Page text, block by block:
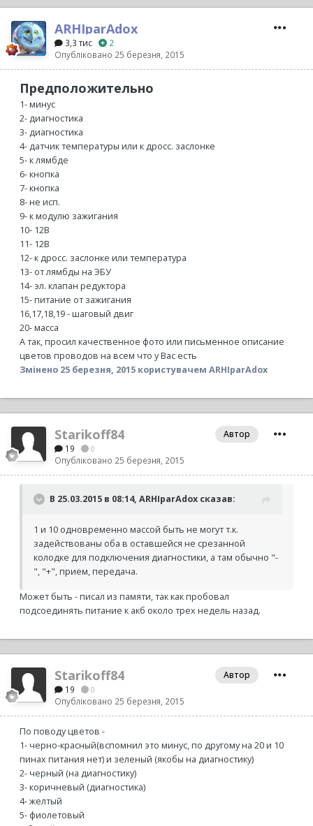
ARHIparAdox
3,3 тис
2
Опубліковано 25 березня, 2015
Предположительно
1- минус
2- диагностика
3- диагностика
4- датчик температуры или к дросс. заслонке
5- к лямбде
6- кнопка
7- кнопка
8- не исп.
9- к модулю зажигания
10- 12В
11- 12В
12- к дросс. заслонке или температура
13- от лямбды на ЭБУ
14- эл. клапан редуктора
15- питание от зажигания
16,17,18,19 - шаговый двиг
20- масса
А так, просил качественное фото или письменное описание
цветов проводов на всем что у Вас есть
Змінено 25 березня, 2015 користувачем ARHIparAdox
Starikoff84
19 0
Опубліковано 25 березня, 2015
Автор
В 25.03.2015 в 08:14, ARHIparAdox сказав:
1 и 10 одновременно массой быть не могут т.к.
задействованы оба в оставшейся не срезанной
колодке для подключения диагностики, а там обычно "-
", "+", прием, передача.
Может быть - писал из памяти, так как пробовал
подсоединять питание к акб около трех недель назад.
Starikoff84
19 0
Опубліковано 25 березня, 2015
Автор
По поводу цветов -
1- черно-красный(вспомнил это минус, по другому на 20 и 10
пинах питания нет) и зеленый (якобы на диагностику)
2- черный (на диагностику)
3- коричневый (диагностика)
4- желтый
5- фиолетовый